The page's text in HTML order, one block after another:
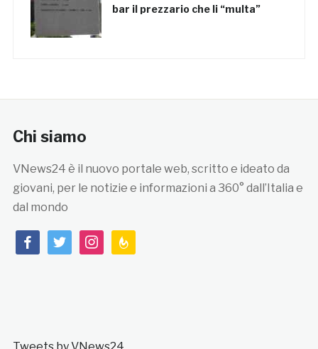
bar il prezzario che li “multa”
Chi siamo
VNews24 è il nuovo portale web, scritto e ideato da
giovani, per le notizie e informazioni a 360° dall’Italia e
dal mondo
facebooktwitterinstagramfeedburner